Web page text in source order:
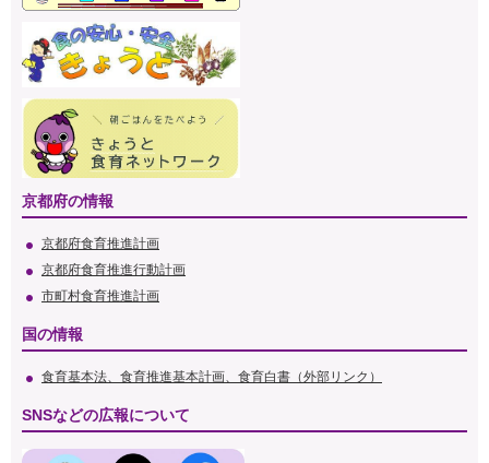
京都府の情報
京都府食育推進計画
京都府食育推進行動計画
市町村食育推進計画
国の情報
食育基本法、食育推進基本計画、食育白書（外部リンク）
SNSなどの広報について